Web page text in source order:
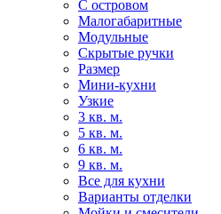
С островом
Малогабаритные
Модульные
Скрытые ручки
Размер
Мини-кухни
Узкие
3 кв. м.
5 кв. м.
6 кв. м.
9 кв. м.
Все для кухни
Варианты отделки